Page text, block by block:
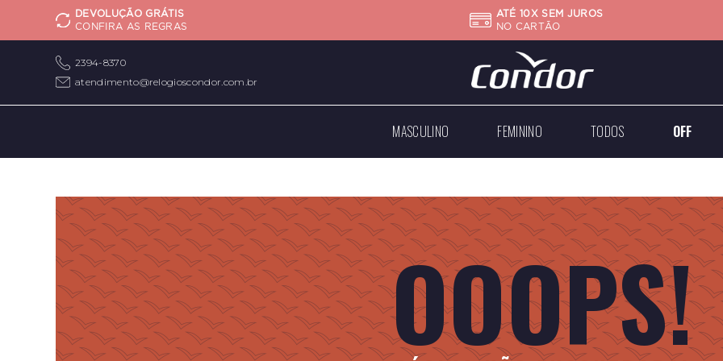
DEVOLUÇÃO GRÁTIS
CONFIRA AS REGRAS
ATÉ 10X SEM JUROS
NO CARTÃO
2394-8370
atendimento@relogioscondor.com.br
MASCULINO
Case
Médios
Dourados
Prateados
Todos
FEMININO
Médios
Grandes
Dourados
Prateados
Todos
TODOS OFF
OOOPS!